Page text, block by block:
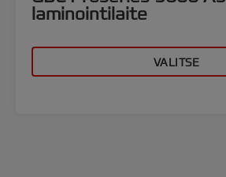
laminointilaite
VALITSE